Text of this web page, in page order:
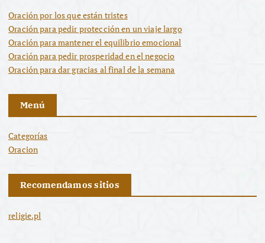
Oración por los que están tristes
Oración para pedir protección en un viaje largo
Oración para mantener el equilibrio emocional
Oración para pedir prosperidad en el negocio
Oración para dar gracias al final de la semana
Menú
Categorías
Oracion
Recomendamos sitios
religie.pl